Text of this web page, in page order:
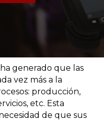
generado que las
vez más a la
producción,
etc. Esta
de que sus